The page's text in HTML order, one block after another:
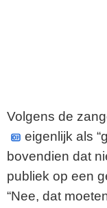
Volgens de
eigenlijk als
bovendien dat
publiek op een
“Nee, dat